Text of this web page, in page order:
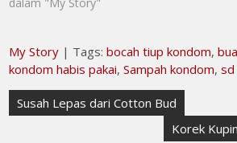
My Story | Tags:bocah tiup kondom,
kondom habis pakai,Sampah kondom,sd
Navigasi
Susah Lepas dari Cotton Bud
Korek